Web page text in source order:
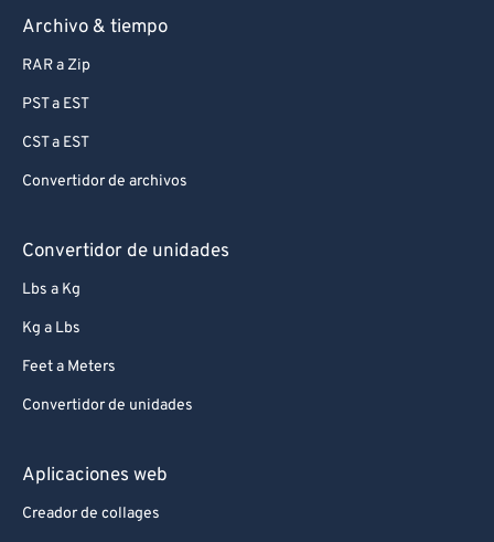
Archivo & tiempo
RAR a Zip
PST a EST
CST a EST
Convertidor de archivos
Convertidor de unidades
Lbs a Kg
Kg a Lbs
Feet a Meters
Convertidor de unidades
Aplicaciones web
Creador de collages